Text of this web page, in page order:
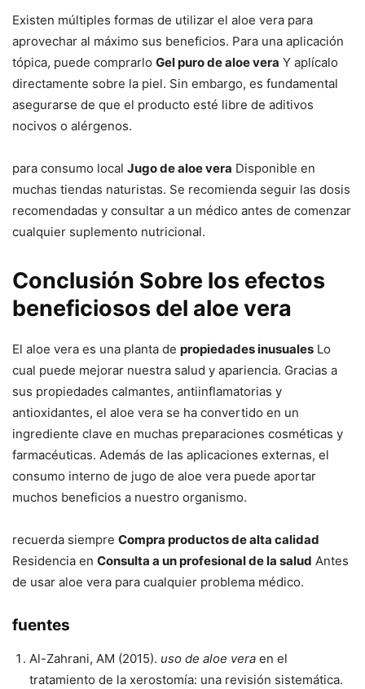
Existen múltiples formas de utilizar el aloe vera para
aprovechar al máximo sus beneficios. Para una aplicación
tópica, puede comprarlo Gel puro de aloe vera Y aplícalo
directamente sobre la piel. Sin embargo, es fundamental
asegurarse de que el producto esté libre de aditivos
nocivos o alérgenos.
para consumo local Jugo de aloe vera Disponible en
muchas tiendas naturistas. Se recomienda seguir las dosis
recomendadas y consultar a un médico antes de comenzar
cualquier suplemento nutricional.
Conclusión Sobre los efectos
beneficiosos del aloe vera
El aloe vera es una planta de propiedades inusuales Lo
cual puede mejorar nuestra salud y apariencia. Gracias a
sus propiedades calmantes, antiinflamatorias y
antioxidantes, el aloe vera se ha convertido en un
ingrediente clave en muchas preparaciones cosméticas y
farmacéuticas. Además de las aplicaciones externas, el
consumo interno de jugo de aloe vera puede aportar
muchos beneficios a nuestro organismo.
recuerda siempre Compra productos de alta calidad
Residencia en Consulta a un profesional de la salud Antes
de usar aloe vera para cualquier problema médico.
fuentes
Al-Zahrani, AM (2015). uso de aloe vera en el
tratamiento de la xerostomía: una revisión sistemática.